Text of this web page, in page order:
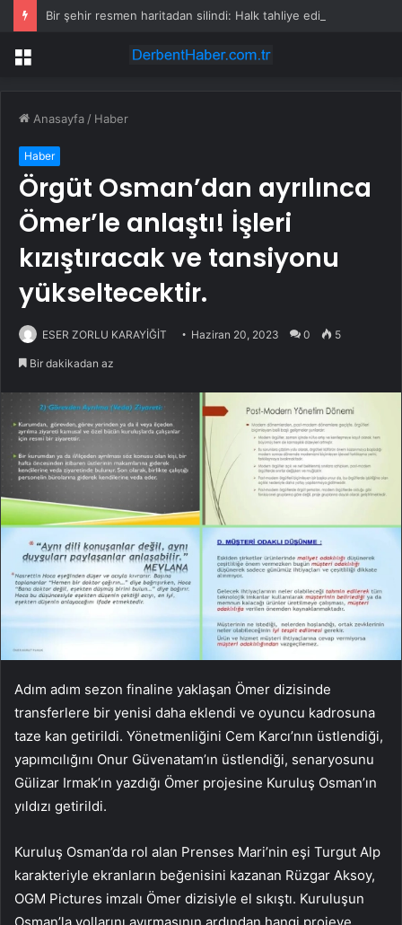
Bir şehir resmen haritadan silindi: Halk tahliye edildi
Menü
Anasayfa / Haber
Haber
Örgüt Osman’dan ayrılınca
Ömer’le anlaştı! İşleri
kızıştıracak ve tansiyonu
yükseltecektir.
ESER ZORLU KARAYİĞİT Haziran 20, 2023 0 5
Bir dakikadan az
Adım adım sezon finaline yaklaşan Ömer dizisinde
transferlere bir yenisi daha eklendi ve oyuncu kadrosuna
taze kan getirildi. Yönetmenliğini Cem Karcı’nın üstlendiği,
yapımcılığını Onur Güvenatam’ın üstlendiği, senaryosunu
Gülizar Irmak’ın yazdığı Ömer projesine Kuruluş Osman’ın
yıldızı getirildi.
Kuruluş Osman’da rol alan Prenses Mari’nin eşi Turgut Alp
karakteriyle ekranların beğenisini kazanan Rüzgar Aksoy,
OGM Pictures imzalı Ömer dizisiyle el sıkıştı. Kuruluşun
Osman’la yollarını ayırmasının ardından hangi projeye